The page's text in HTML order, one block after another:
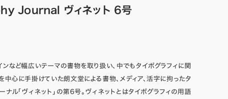
Journal ヴィネット 6号
ンなど幅広いテーマの書物を取り扱い、中でもタイポグラフィに関
中心に手掛けていた朗文堂による書物、メディア、活字に拘ったタ
ナル「ヴィネット」の第6号。ヴィネットとはタイポグラフィの用語